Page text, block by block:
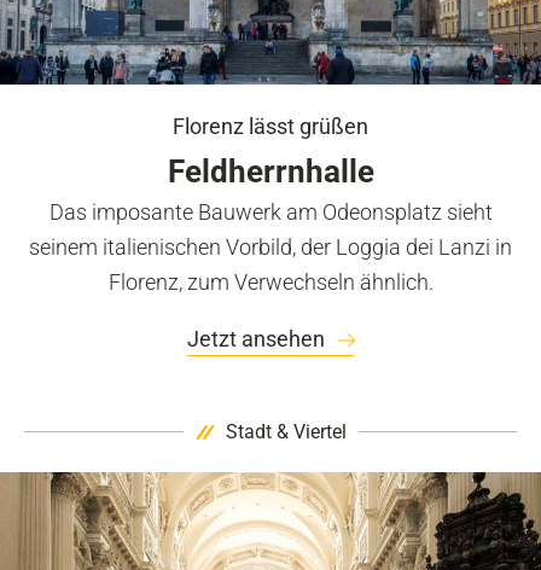
Florenz lässt grüßen
Feldherrnhalle
Das imposante Bauwerk am Odeonsplatz sieht
seinem italienischen Vorbild, der Loggia dei Lanzi in
Florenz, zum Verwechseln ähnlich.
Jetzt ansehen
Stadt & Viertel